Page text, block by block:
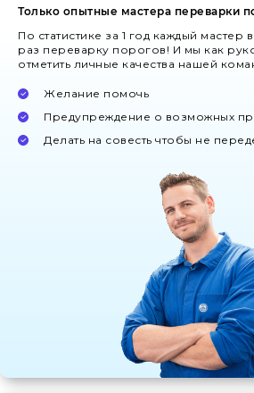
Только опытные мастера переварки
По статистике за 1 год каждый
раз переварку порогов! И мы как
отметить личные качества нашей
Желание помочь
Предупреждение о возможных
Делать на совесть чтобы не